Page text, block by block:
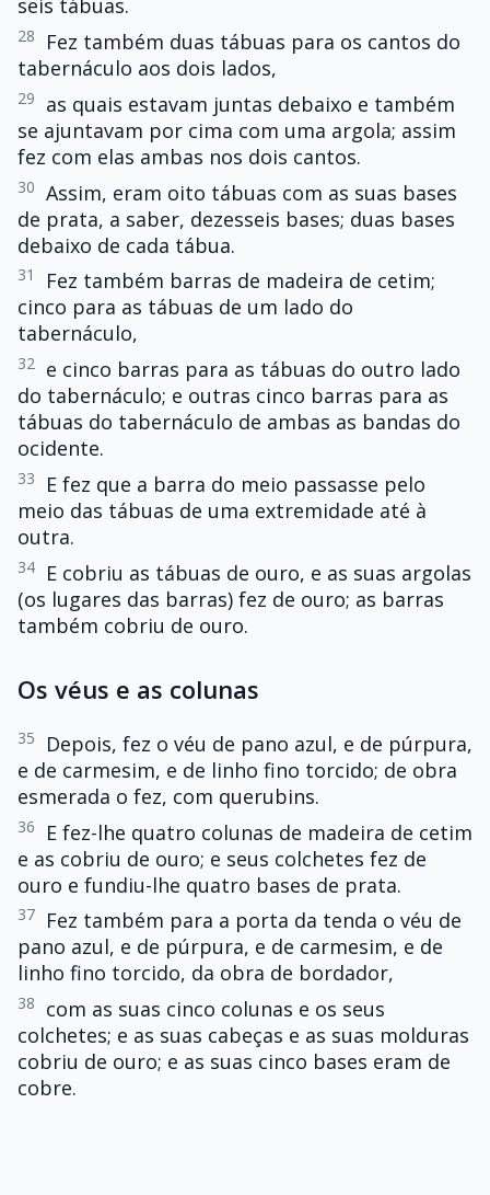
seis tábuas.
28
Fez também duas tábuas para os cantos do
tabernáculo aos dois lados,
29
as quais estavam juntas debaixo e também
se ajuntavam por cima com uma argola; assim
fez com elas ambas nos dois cantos.
30 Assim, eram oito tábuas com as suas bases
de prata, a saber, dezesseis bases; duas bases
debaixo de cada tábua.
31
Fez também barras de madeira de cetim;
cinco para as tábuas de um lado do
tabernáculo,
32 e cinco barras para as tábuas do outro lado
do tabernáculo; e outras cinco barras para as
tábuas do tabernáculo de ambas as bandas do
ocidente.
33
E fez que a barra do meio passasse pelo
meio das tábuas de uma extremidade até à
outra.
34
E cobriu as tábuas de ouro, e as suas argolas
(os lugares das barras) fez de ouro; as barras
também cobriu de ouro.
Os véus e as colunas
35
Depois, fez o véu de pano azul, e de púrpura,
e de carmesim, e de linho fino torcido; de obra
esmerada o fez, com querubins.
36
E fez-lhe quatro colunas de madeira de cetim
e as cobriu de ouro; e seus colchetes fez de
ouro e fundiu-lhe quatro bases de prata.
37
Fez também para a porta da tenda o véu de
pano azul, e de púrpura, e de carmesim, e de
linho fino torcido, da obra de bordador,
38
com as suas cinco colunas e os seus
colchetes; e as suas cabeças e as suas molduras
cobriu de ouro; e as suas cinco bases eram de
cobre.